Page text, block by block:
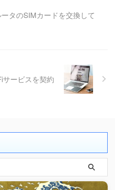
タのSIMカードを交換して
サービスを契約